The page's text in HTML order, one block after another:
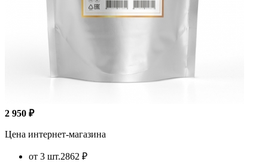
2 950 ₽
Цена интернет-магазина
от 3 шт.2862 ₽